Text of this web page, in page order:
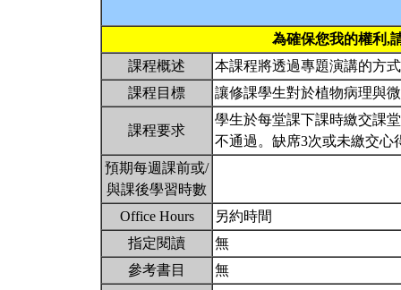
為確保您我的權利,
課程概述
本課程將透過專題演講的方
課程目標
讓修課學生對於植物病理與
課程要求
學生於每堂課下課時繳交課
不通過。缺席3次或未繳交
預期每週課前或/
與課後學習時數
Office Hours
另約時間
指定閱讀
無
參考書目
無